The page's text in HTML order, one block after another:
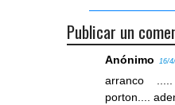
Publicar un
Anónimo 16/
arranco
porton....